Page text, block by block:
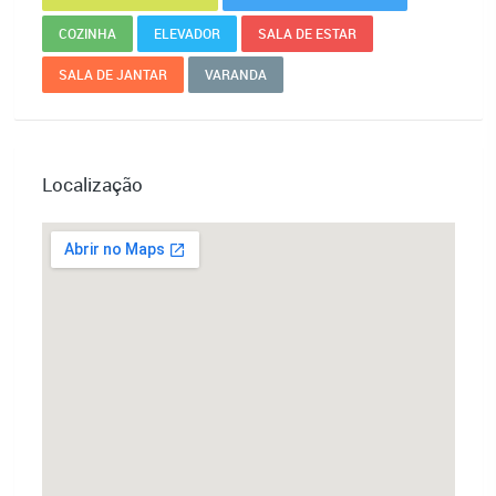
COZINHA ELEVADOR SALA DE ESTAR
SALA DE JANTAR VARANDA
Localização